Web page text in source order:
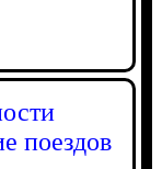
поездов